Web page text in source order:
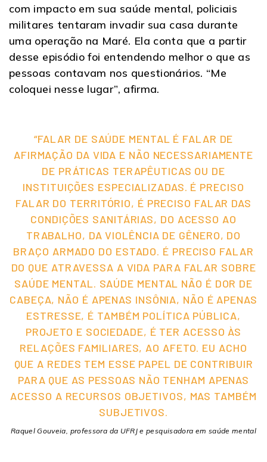
com impacto em sua saúde mental, policiais
militares tentaram invadir sua casa durante
uma operação na Maré. Ela conta que a partir
desse episódio foi entendendo melhor o que as
pessoas contavam nos questionários. “Me
coloquei nesse lugar”, afirma.
“FALAR DE SAÚDE MENTAL É FALAR DE
AFIRMAÇÃO DA VIDA E NÃO NECESSARIAMENTE
DE PRÁTICAS TERAPÊUTICAS OU DE
INSTITUIÇÕES ESPECIALIZADAS. É PRECISO
FALAR DO TERRITÓRIO, É PRECISO FALAR DAS
CONDIÇÕES SANITÁRIAS, DO ACESSO AO
TRABALHO, DA VIOLÊNCIA DE GÊNERO, DO
BRAÇO ARMADO DO ESTADO. É PRECISO FALAR
DO QUE ATRAVESSA A VIDA PARA FALAR SOBRE
SAÚDE MENTAL. SAÚDE MENTAL NÃO É DOR DE
CABEÇA, NÃO É APENAS INSÔNIA, NÃO É APENAS
ESTRESSE, É TAMBÉM POLÍTICA PÚBLICA,
PROJETO E SOCIEDADE, É TER ACESSO ÀS
RELAÇÕES FAMILIARES, AO AFETO. EU ACHO
QUE A REDES TEM ESSE PAPEL DE CONTRIBUIR
PARA QUE AS PESSOAS NÃO TENHAM APENAS
ACESSO A RECURSOS OBJETIVOS, MAS TAMBÉM
SUBJETIVOS.
Raquel Gouveia, professora da UFRJ e pesquisadora em saúde mental